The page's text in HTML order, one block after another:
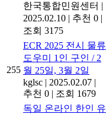
한국통합민원센터 |
2025.02.10 | 추천 0 |
조회 3175
255
ECR 2025 전시 물류
도우미 1인 구인 / 2
월 25일, 3월 2일
kglsc | 2025.02.07 |
추천 0 | 조회 1679
독일 온라인 한인 유